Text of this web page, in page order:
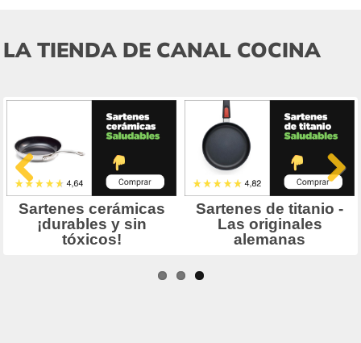
LA TIENDA DE CANAL COCINA